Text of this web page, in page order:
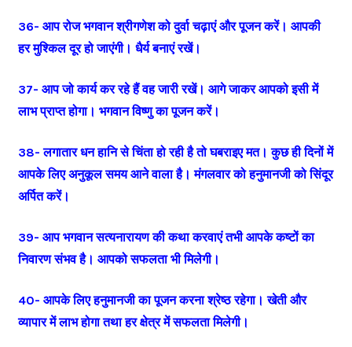
36- आप रोज भगवान श्रीगणेश को दुर्वा चढ़ाएं और पूजन करें। आपकी
हर मुश्किल दूर हो जाएंगी। धैर्य बनाएं रखें।
37- आप जो कार्य कर रहे हैं वह जारी रखें। आगे जाकर आपको इसी में
लाभ प्राप्त होगा। भगवान विष्णु का पूजन करें।
38- लगातार धन हानि से चिंता हो रही है तो घबराइए मत। कुछ ही दिनों में
आपके लिए अनुकूल समय आने वाला है। मंगलवार को हनुमानजी को सिंदूर
अर्पित करें।
39- आप भगवान सत्यनारायण की कथा करवाएं तभी आपके कष्टों का
निवारण संभव है। आपको सफलता भी मिलेगी।
40- आपके लिए हनुमानजी का पूजन करना श्रेष्ठ रहेगा। खेती और
व्यापार में लाभ होगा तथा हर क्षेत्र में सफलता मिलेगी।